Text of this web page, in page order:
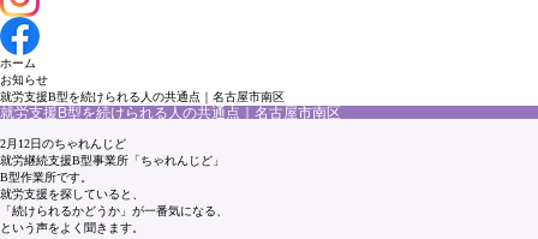
ホーム
お知らせ
就労支援B型を続けられる人の共通点｜名古屋市南区
就労支援B型を続けられる人の共通点｜名古屋市南区
2月12日のちゃれんじど
就労継続支援B型事業所「ちゃれんじど」
B型作業所です。
就労支援を探していると、
「続けられるかどうか」が一番気になる、
という声をよく聞きます。